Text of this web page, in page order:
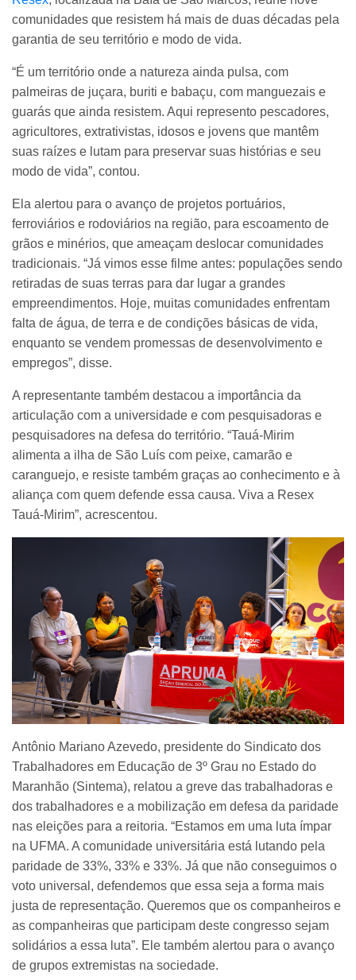
comunidades que resistem há mais de duas décadas pela
garantia de seu território e modo de vida.
“É um território onde a natureza ainda pulsa, com
palmeiras de juçara, buriti e babaçu, com manguezais e
guarás que ainda resistem. Aqui represento pescadores,
agricultores, extrativistas, idosos e jovens que mantêm
suas raízes e lutam para preservar suas histórias e seu
modo de vida”, contou.
Ela alertou para o avanço de projetos portuários,
ferroviários e rodoviários na região, para escoamento de
grãos e minérios, que ameaçam deslocar comunidades
tradicionais. “Já vimos esse filme antes: populações sendo
retiradas de suas terras para dar lugar a grandes
empreendimentos. Hoje, muitas comunidades enfrentam
falta de água, de terra e de condições básicas de vida,
enquanto se vendem promessas de desenvolvimento e
empregos”, disse.
A representante também destacou a importância da
articulação com a universidade e com pesquisadoras e
pesquisadores na defesa do território. “Tauá-Mirim
alimenta a ilha de São Luís com peixe, camarão e
caranguejo, e resiste também graças ao conhecimento e à
aliança com quem defende essa causa. Viva a Resex
Tauá-Mirim”, acrescentou.
Antônio Mariano Azevedo, presidente do Sindicato dos
Trabalhadores em Educação de 3º Grau no Estado do
Maranhão (Sintema), relatou a greve das trabalhadoras e
dos trabalhadores e a mobilização em defesa da paridade
nas eleições para a reitoria. “Estamos em uma luta ímpar
na UFMA. A comunidade universitária está lutando pela
paridade de 33%, 33% e 33%. Já que não conseguimos o
voto universal, defendemos que essa seja a forma mais
justa de representação. Queremos que os companheiros e
as companheiras que participam deste congresso sejam
solidários a essa luta”. Ele também alertou para o avanço
de grupos extremistas na sociedade.